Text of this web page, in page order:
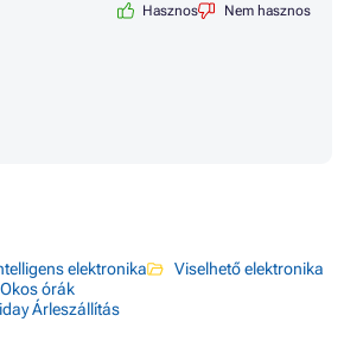
Hasznos Nem hasznos
elektronika
Viselhető elektronika
órák
Árleszállítás